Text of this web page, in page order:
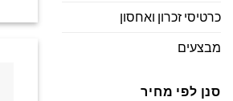
כרטיסי זכרון ואחסון
מבצעים
סנן לפי מחיר